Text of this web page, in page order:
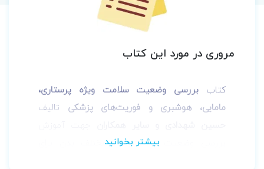
مروری در مورد این کتاب
کتاب بررسی وضعیت سلامت ویژه پرستاری،
مامایی، هوشبری و فوریت‌های پزشکی تالیف
بررسی وضعیت سیستم‌های مختلف بدن برای